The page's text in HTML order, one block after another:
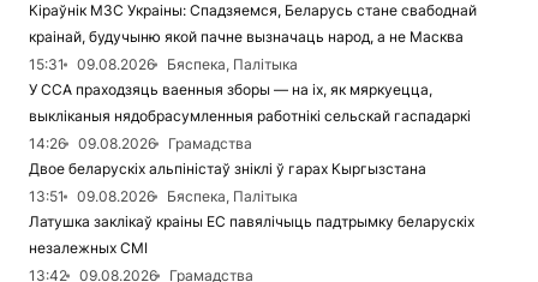
Кіраўнік МЗС Украіны: Спадзяемся, Беларусь стане свабоднай
краінай, будучыню якой пачне вызначаць народ, а не Масква
15:31
09.08.2026
Бяспека, Палітыка
У ССА праходзяць ваенныя зборы — на іх, як мяркуецца,
выкліканыя нядобрасумленныя работнікі сельскай гаспадаркі
14:26
09.08.2026
Грамадства
Двое беларускіх альпіністаў зніклі ў гарах Кыргызстана
13:51
09.08.2026
Бяспека, Палітыка
Латушка заклікаў краіны ЕС павялічыць падтрымку беларускіх
незалежных СМІ
13:42
09.08.2026
Грамадства